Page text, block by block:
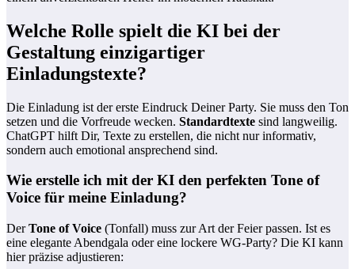
Welche Rolle spielt die KI bei der
Gestaltung einzigartiger
Einladungstexte?
Die Einladung ist der erste Eindruck Deiner Party. Sie muss den Ton
setzen und die Vorfreude wecken. Standardtexte sind langweilig.
ChatGPT hilft Dir, Texte zu erstellen, die nicht nur informativ,
sondern auch emotional ansprechend sind.
Wie erstelle ich mit der KI den perfekten Tone of
Voice für meine Einladung?
DerTone of Voice (Tonfall) muss zur Art der Feier passen. Ist es
eine elegante Abendgala oder eine lockere WG-Party? Die KI kann
hier präzise adjustieren: